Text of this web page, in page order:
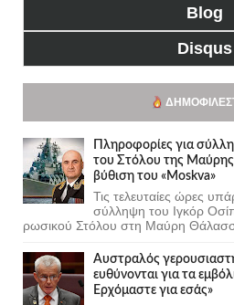
Blog
Disqus
Πληροφορίες για
του Στόλου της
βύθιση του «Moskva»
Τις τελευταίες ώρες
σύλληψη του Ιγκόρ
ρωσικού Στόλου στη Μαύρη
Αυστραλός
ευθύνονται για τα
Ερχόμαστε για εσάς»